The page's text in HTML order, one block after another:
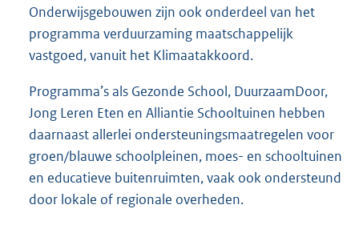
Onderwijsgebouwen zijn ook onderdeel van het
programma verduurzaming maatschappelijk
vastgoed, vanuit het Klimaatakkoord.
Programma’s als Gezonde School, DuurzaamDoor,
Jong Leren Eten en Alliantie Schooltuinen hebben
daarnaast allerlei ondersteuningsmaatregelen voor
groen/blauwe schoolpleinen, moes- en schooltuinen
en educatieve buitenruimten, vaak ook ondersteund
door lokale of regionale overheden.